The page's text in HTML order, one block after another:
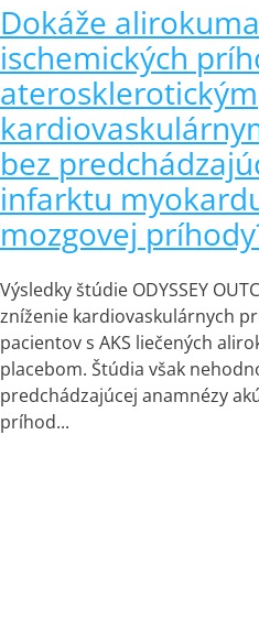
Dokáže
ischemických
aterosklerotickým
bez
infarktu
mozgovej
Výsledky štúdie ODYSSEY
zníženie kardiovaskulárnych
pacientov s AKS liečených
placebom. Štúdia však
predchádzajúcej anamnézy
príhod...